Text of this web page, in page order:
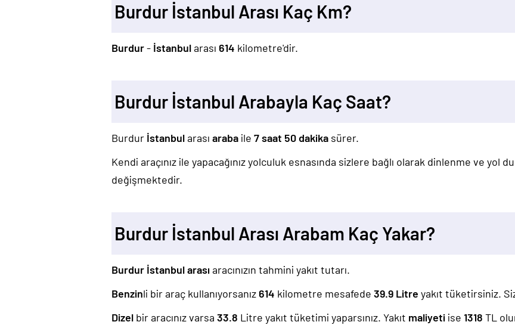
Burdur İstanbul Arası Kaç Km?
Burdur- İstanbularası 614 kilometre'dir.
Burdur İstanbul Arabayla Kaç Saat?
Burdur İstanbularası araba ile 7 saat 50 dakika sürer.
Kendi araçınız ile yapacağınız yolculuk esnasında sizlere bağlı olarak dinlenme ve yol
değişmektedir.
Burdur İstanbul Arası Arabam Kaç Yakar?
Burdur İstanbul arasıaracınızın tahmini yakıt tutarı.
Benzinli bir araç kullanıyorsanız 614 kilometre mesafede 39.9 Litre yakıt tüketirsiniz.
Dizel bir aracınız varsa 33.8 Litre yakıt tüketimi yaparsınız. Yakıt maliyeti ise 1318 TL